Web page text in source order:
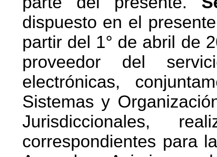
dispuesto en el
partir del 1° de abril de
proveedor del
electrónicas,
Sistemas y
Jurisdiccionales,
correspondientes para